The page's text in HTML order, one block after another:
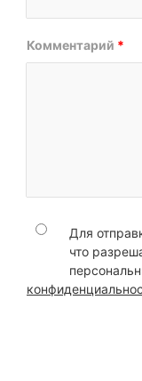
Комментарий *
Для
что